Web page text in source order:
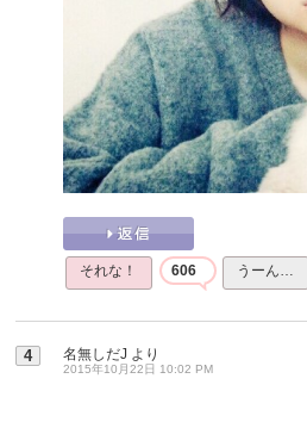
それな！ 606 うーん…
4 名無しだJ より
2015年10月22日 10:02 PM